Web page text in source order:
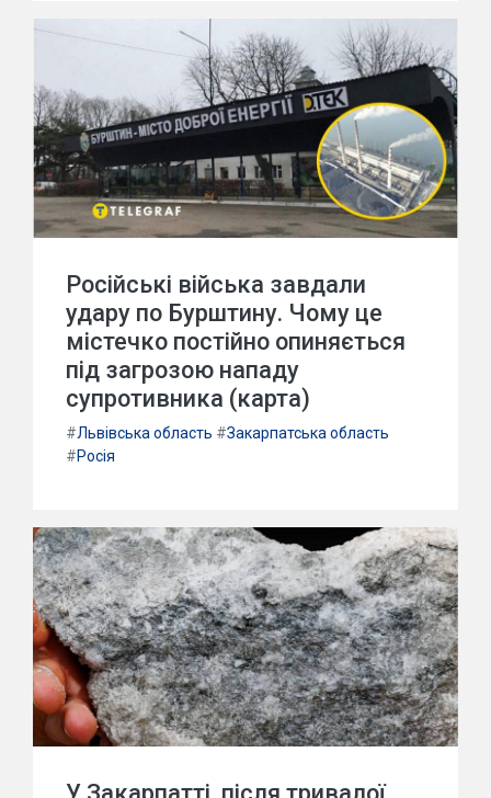
Російські війська завдали
удару по Бурштину. Чому це
містечко постійно опиняється
під загрозою нападу
супротивника (карта)
#Львівська область #Закарпатська область
#Росія